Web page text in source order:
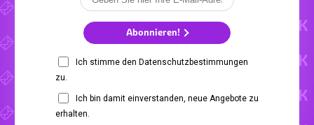
Abonnieren!
Ich stimme den Datenschutzbestimmungen
zu.
Ich bin damit einverstanden, neue Angebote zu
erhalten.